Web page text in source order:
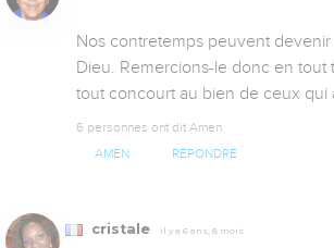
Nos contretemps peuvent
Dieu. Remercions-le donc en tout
tout concourt au bien de ceux qui
6 personnes ont dit Amen
AMEN RÉPONDRE
cristale Il y a 6 ans, 8 mois